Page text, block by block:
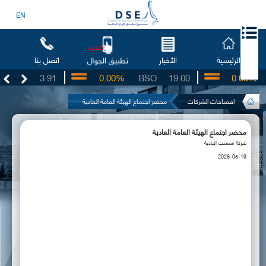
EN
الرئيسية الأخبار تطبيق الجوال
جديد
اتصل بنا
3.91
UG 19.00
BSO
0.00% 0.00%
افصاحات الشركات محضر اجتماع الهيئة العامة العادية
محضر اجتماع الهيئة العامة العادية
شركة اسمنت البادية
2026-05-19